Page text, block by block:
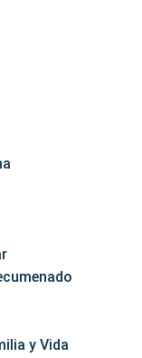
y Vida